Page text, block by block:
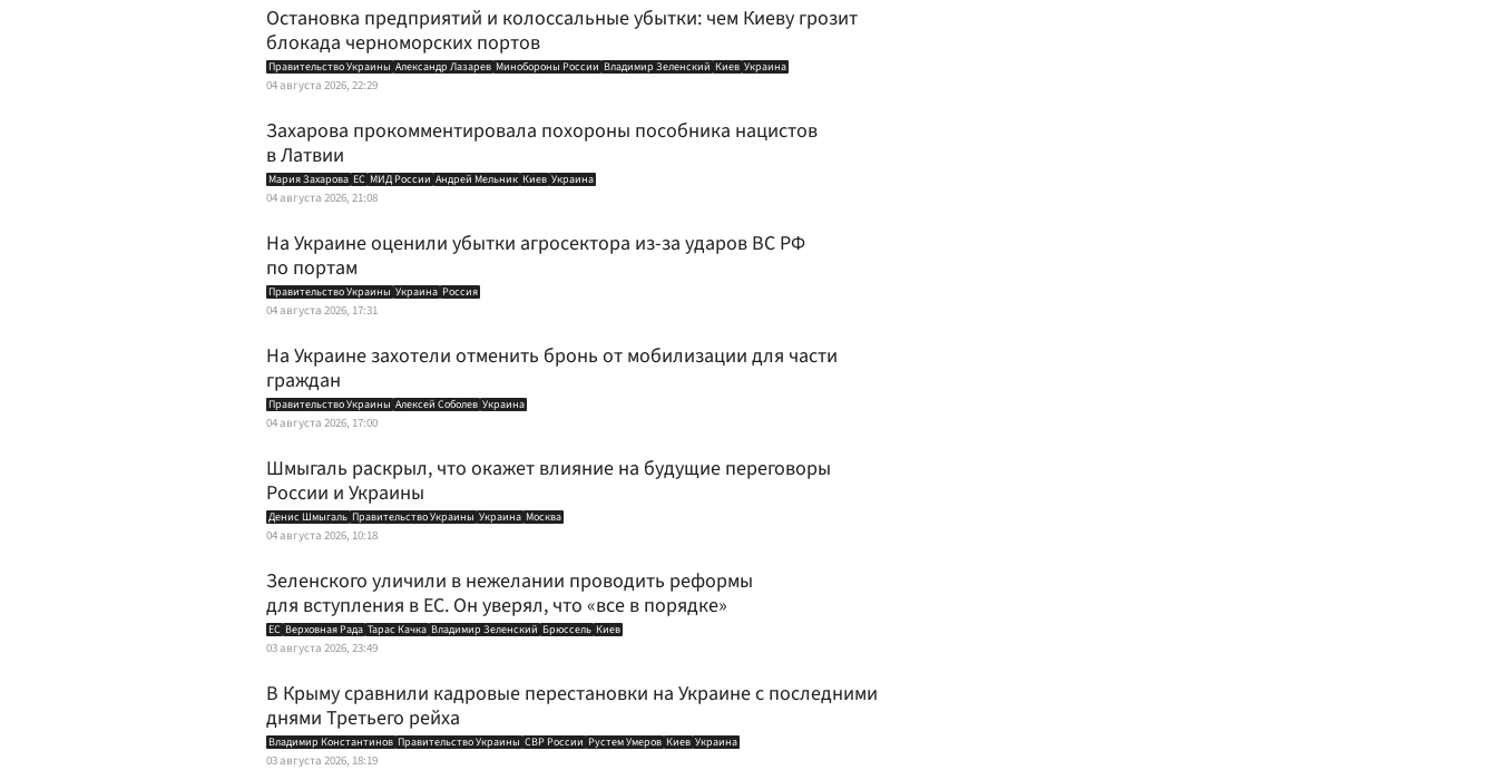
Остановка предприятий и колоссальные убытки: чем Киеву грозит
блокада черноморских портов
Правительство Украины Александр Лазарев Минобороны России Владимир Зеленский Киев Украина
04 августа 2026, 22:29
Захарова прокомментировала похороны пособника нацистов
в Латвии
Мария Захарова ЕС МИД России Андрей Мельник Киев Украина
04 августа 2026, 21:08
На Украине оценили убытки агросектора из-за ударов ВС РФ
по портам
Правительство Украины Украина Россия
04 августа 2026, 17:31
На Украине захотели отменить бронь от мобилизации для части
граждан
Правительство Украины Алексей Соболев Украина
04 августа 2026, 17:00
Шмыгаль раскрыл, что окажет влияние на будущие переговоры
России и Украины
Денис Шмыгаль Правительство Украины Украина Москва
04 августа 2026, 10:18
Зеленского уличили в нежелании проводить реформы
для вступления в ЕС. Он уверял, что «все в порядке»
ЕС Верховная Рада Тарас Качка Владимир Зеленский Брюссель Киев
03 августа 2026, 23:49
В Крыму сравнили кадровые перестановки на Украине с последними
днями Третьего рейха
Владимир Константинов Правительство Украины СВР России Рустем Умеров Киев Украина
03 августа 2026, 18:19